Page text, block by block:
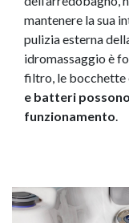
mantenere la sua
pulizia esterna
idromassaggio è
filtro, le bocchette
e batteri
funzionamento